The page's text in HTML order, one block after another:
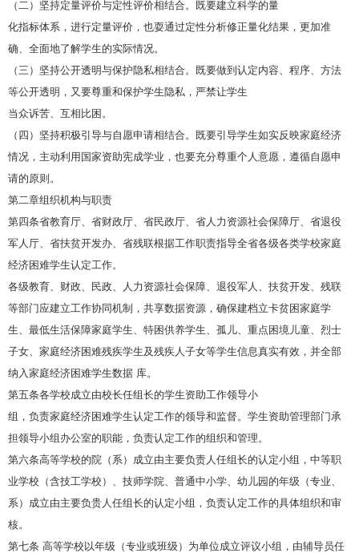
（二）坚持定量评价与定性评价相结合。既要建立科学的量
化指标体系，进行定量评价，也耍通过定性分析修正量化结果，更加准
确、全面地了解学生的实际情况。
（三）坚持公开透明与保护隐私相结合。既要做到认定内容、程序、方法
等公开透明，又要尊重和保护学生隐私，严禁让学生
当众诉苦、互相比困。
（四）坚持积极引导与自愿申请相结合。既要引导学生如实反映家庭经济
情况，主动利用国家资助宪成学业，也要充分尊重个人意愿，遵循自愿申
请的原则。
第二章组织机构与职责
第四条省教育厅、省财政厅、省民政厅、省人力资源社会保障厅、省退役
军人厅、省扶贫开发办、省残联根据工作职责指导全省各级各类学校家庭
经济困难学生认定工作。
各级教育、财政、民政、人力资源社会保障、退役军人、扶贫开发、残联
等部门应建立工作协同机制，共享数据资源，确保建档立卡贫困家庭学
生、最低生活保障家庭学生、特困供养学生、孤儿、重点困境儿童、烈士
子女、家庭经济困难残疾学生及残疾人子女等学生信息真实有效，并全部
纳入家庭经济困难学生数据 库。
第五条各学校成立由校长任组长的学生资助工作领导小
组，负责家庭经济困难学生认定工作的领导和监督。学生资助管理部门承
担领导小组办公室的职能，负责认定工作的组织和管理。
第六条高等学校的院（系）成立由主要负责人任组长的认定小组，中等职
业学校（含技工学校）、技师学院、普通中小学、幼儿园的年级（专业、
系）成立由主要负贵人任组长的认定小组，负责认定工作的具体组织和审
核。
第七条 高等学校以年级（专业或班级）为单位成立评议小组，由辅导员任